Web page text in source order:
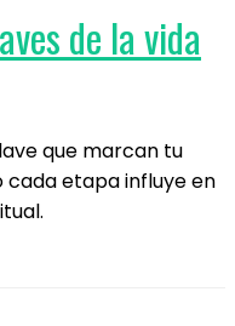
de la vida
que marcan tu
cada etapa influye en